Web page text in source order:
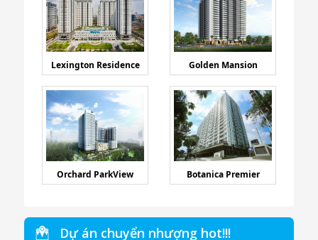
Lexington Residence Golden Mansion
Orchard ParkView Botanica Premier
Dự án chuyển nhượng hot!!!